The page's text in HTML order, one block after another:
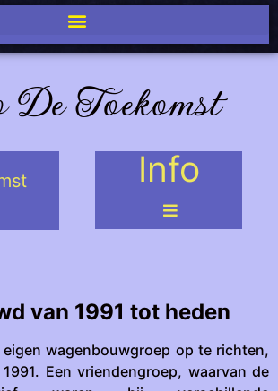
Toekomst
Info
van 1991 tot heden
eigen wagenbouwgroep op te richten,
Een vriendengroep, waarvan de